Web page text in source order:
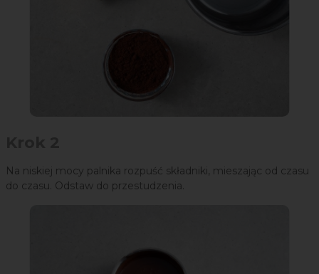
Na niskiej mocy palnika rozpuść składniki, mieszając od czasu
do czasu. Odstaw do przestudzenia.